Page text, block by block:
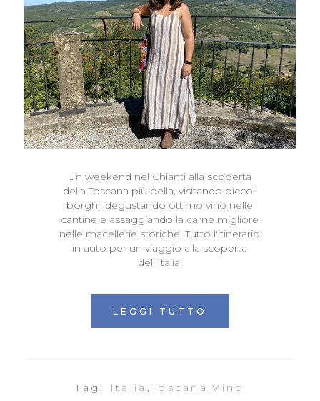
Un weekend nel Chianti alla scoperta
della Toscana più bella, visitando piccoli
borghi, degustando ottimo vino nelle
cantine e assaggiando la carne migliore
nelle macellerie storiche. Tutto l'itinerario
in auto per un viaggio alla scoperta
dell'Italia.
LEGGI TUTTO
Tag: Italia ,Toscana ,Vino